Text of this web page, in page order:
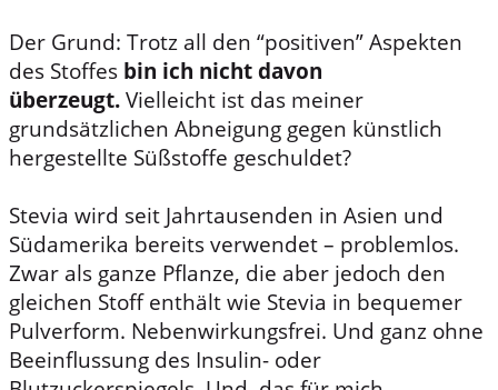
Der Grund: Trotz all den “positiven” Aspekten
des Stoffes bin ich nicht davon
überzeugt.Vielleicht ist das meiner
grundsätzlichen Abneigung gegen künstlich
hergestellte Süßstoffe geschuldet?
Stevia wird seit Jahrtausenden in Asien und
Südamerika bereits verwendet – problemlos.
Zwar als ganze Pflanze, die aber jedoch den
gleichen Stoff enthält wie Stevia in bequemer
Pulverform. Nebenwirkungsfrei. Und ganz ohne
Beeinflussung des Insulin- oder